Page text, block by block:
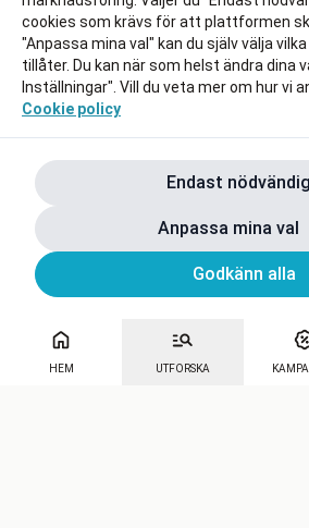
HEM UTFORSKA
cookies som krävs för att plattformen
"Anpassa mina val" kan du själv välja
tillåter. Du kan när som helst ändra dina
Inställningar". Vill du veta mer om hur vi
Cookie policy
Endast
Anpassa mina val
Godkänn alla